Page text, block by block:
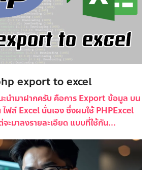
export to excel
ะนำมาฝากครับ คือการ Export ข้อมูล บน
ไฟล์ Excel นั่นเอง ซึ่งผมใช้ PHPExcel
ะมาลงรายละเอียด แบบที่ใช้กัน...